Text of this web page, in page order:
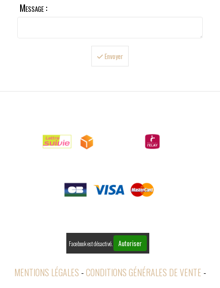
Message :
Envoyer
Facebook est désactivé. Autoriser
MENTIONS LÉGALES CONDITIONS GÉNÉRALES DE VENTE